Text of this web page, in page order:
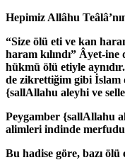
Hepimiz Allâhu
“Size ölü eti ve kan
haram kılındı” Âyet-
hükmü ölü etiyle
de zikrettiğim gibi İslam
{sallAllahu aleyhi ve
Peygamber {sallAllahu
alimleri indinde
Bu hadise göre, bazı ölü